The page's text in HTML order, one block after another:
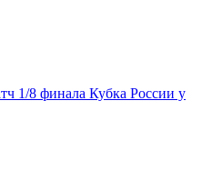
1/8 финала Кубка России у